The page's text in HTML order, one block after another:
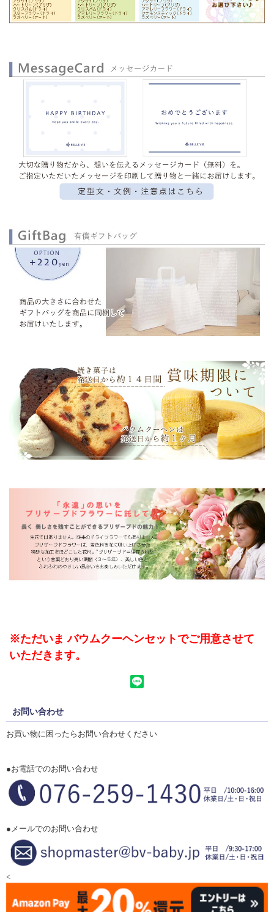
※ただいま バウムクーヘンセットでご用意させて
いただきます。
お問い合わせ
お買い物に困ったらお問い合わせください
●お電話でのお問い合わせ
●メールでのお問い合わせ
<